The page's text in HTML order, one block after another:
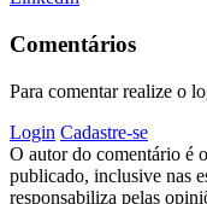
Comentários
Para comentar realize o
Login Cadastre-se
O autor do comentário é
publicado, inclusive nas
responsabiliza pelas